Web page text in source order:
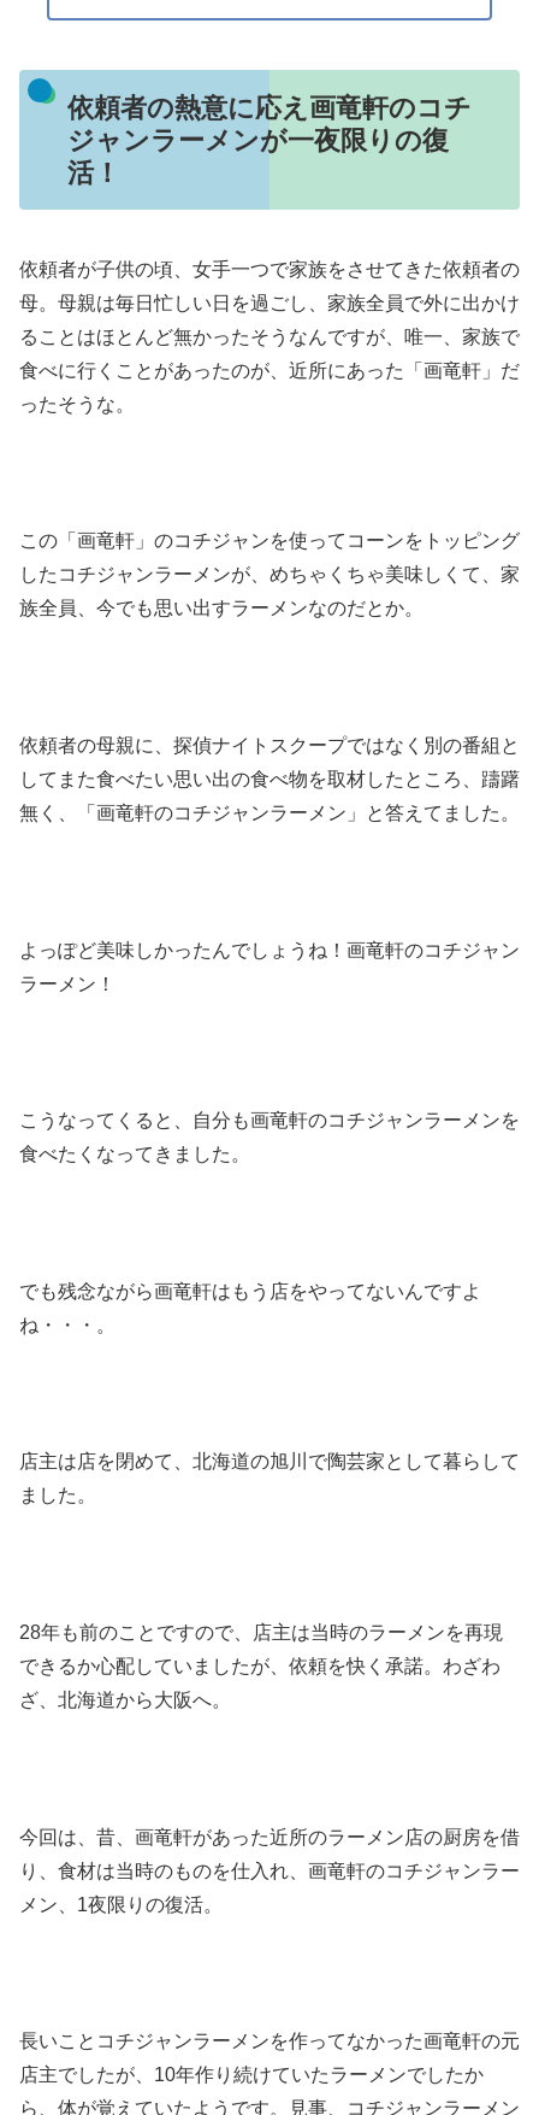
依頼者の熱意に応え画竜軒のコチ
ジャンラーメンが一夜限りの復
活！
依頼者が子供の頃、女手一つで家族をさせてきた依頼者の
母。母親は毎日忙しい日を過ごし、家族全員で外に出かけ
ることはほとんど無かったそうなんですが、唯一、家族で
食べに行くことがあったのが、近所にあった「画竜軒」だ
ったそうな。
この「画竜軒」のコチジャンを使ってコーンをトッピング
したコチジャンラーメンが、めちゃくちゃ美味しくて、家
族全員、今でも思い出すラーメンなのだとか。
依頼者の母親に、探偵ナイトスクープではなく別の番組と
してまた食べたい思い出の食べ物を取材したところ、躊躇
無く、「画竜軒のコチジャンラーメン」と答えてました。
よっぽど美味しかったんでしょうね！画竜軒のコチジャン
ラーメン！
こうなってくると、自分も画竜軒のコチジャンラーメンを
食べたくなってきました。
でも残念ながら画竜軒はもう店をやってないんですよ
ね・・・。
店主は店を閉めて、北海道の旭川で陶芸家として暮らして
ました。
28年も前のことですので、店主は当時のラーメンを再現
できるか心配していましたが、依頼を快く承諾。わざわ
ざ、北海道から大阪へ。
今回は、昔、画竜軒があった近所のラーメン店の厨房を借
り、食材は当時のものを仕入れ、画竜軒のコチジャンラー
メン、1夜限りの復活。
長いことコチジャンラーメンを作ってなかった画竜軒の元
店主でしたが、10年作り続けていたラーメンでしたか
ら、体が覚えていたようです。見事、コチジャンラーメン